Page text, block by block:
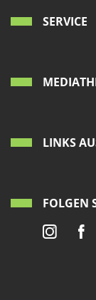
SERVICE
LINKS
FOLGEN